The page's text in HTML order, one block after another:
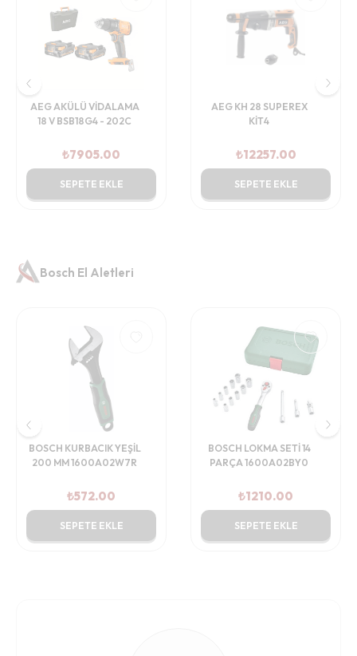
AEG KH 28 SUPEREX
₺
SEPETE EKLE
AEG AVUÇ
SEPETE EKLE
Bosch El Aletleri
BOSCH KURBACIK YEŞİL
200 MM 1600A02W7R
₺572.00
SEPETE EKLE
BOSCH LOKMA SETİ 14
PARÇA 1600A02BY0
₺1210.00
SEPETE EKLE